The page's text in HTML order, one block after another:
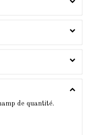
de quantité.